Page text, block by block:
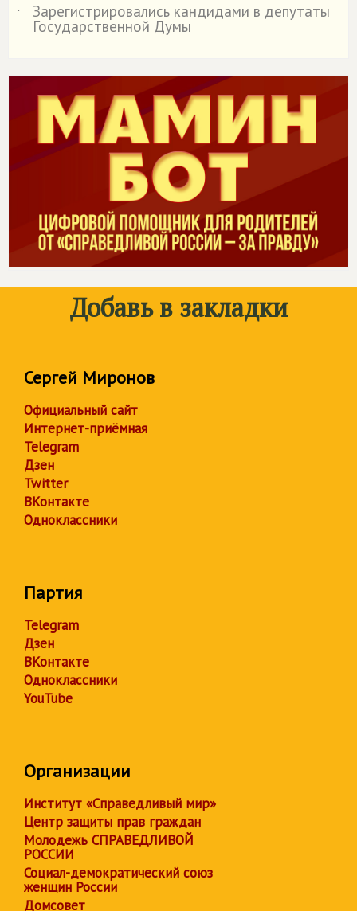
˙
Зарегистрировались кандидами в депутаты
Государственной Думы
Добавь в закладки
Сергей Миронов
Официальный сайт
Интернет-приёмная
Telegram
Дзен
Twitter
ВКонтакте
Одноклассники
Партия
Telegram
Дзен
ВКонтакте
Одноклассники
YouTube
Организации
Институт «Справедливый мир»
Центр защиты прав граждан
Молодежь СПРАВЕДЛИВОЙ
РОССИИ
Социал-демократический союз
женщин России
Домсовет